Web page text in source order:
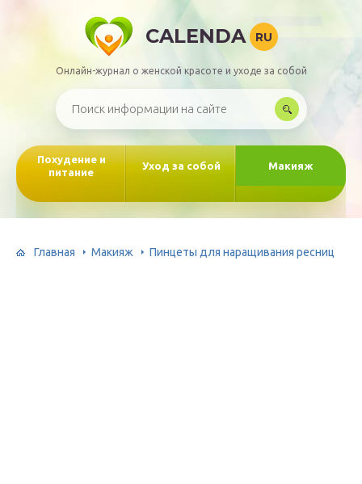
CALENDA RU
Онлайн-журнал о женской красоте и уходе за собой
Похудение и
питание
Уход за собой Макияж
Главная Макияж Пинцеты для наращивания ресниц